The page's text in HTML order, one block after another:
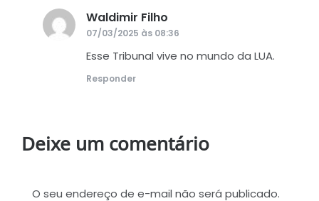
Waldimir Filho
07/03/2025 às 08:36
Esse Tribunal vive no mundo da LUA.
Responder
Deixe um comentário
O seu endereço de e-mail não será publicado.